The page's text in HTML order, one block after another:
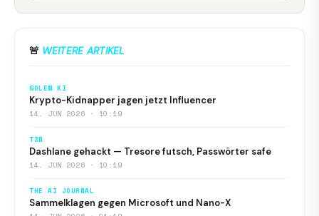
🚨 WEITERE ARTIKEL
GOLEM KI
Krypto-Kidnapper jagen jetzt Influencer
14. JUN 2026 · 10:19
T3N
Dashlane gehackt — Tresore futsch, Passwörter safe
14. JUN 2026 · 10:19
THE AI JOURNAL
Sammelklagen gegen Microsoft und Nano-X